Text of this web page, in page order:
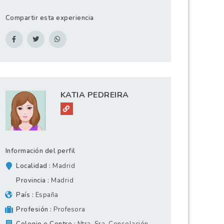
Compartir esta experiencia
KATIA PEDREIRA
Información del perfil
Localidad
Madrid
Provincia
Madrid
País
España
Profesión
Profesora